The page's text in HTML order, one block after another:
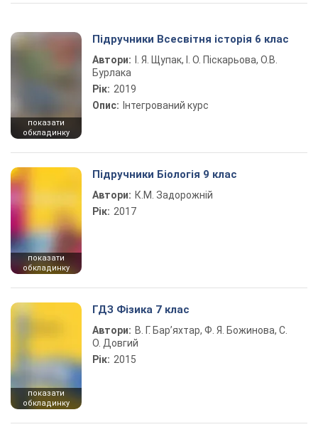
Play Video
показати
обкладинку
Підручники Всесвітня історія 6 клас
Автори:
І. Я. Щупак, І. О. Піскарьова, О.В.
Бурлака
Рік: 2019
Опис: Інтегрований курс
показати
обкладинку
Підручники Біологія 9 клас
Автори: К.М. Задорожній
Рік: 2017
показати
обкладинку
ГДЗ Фізика 7 клас
Автори: В. Г. Бар’яхтар, Ф. Я. Божинова, С.
О. Довгий
Рік: 2015